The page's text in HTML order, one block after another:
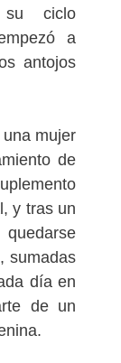
ciclo
a
antojos
mujer
de
y tras un
sumadas
día en
de un